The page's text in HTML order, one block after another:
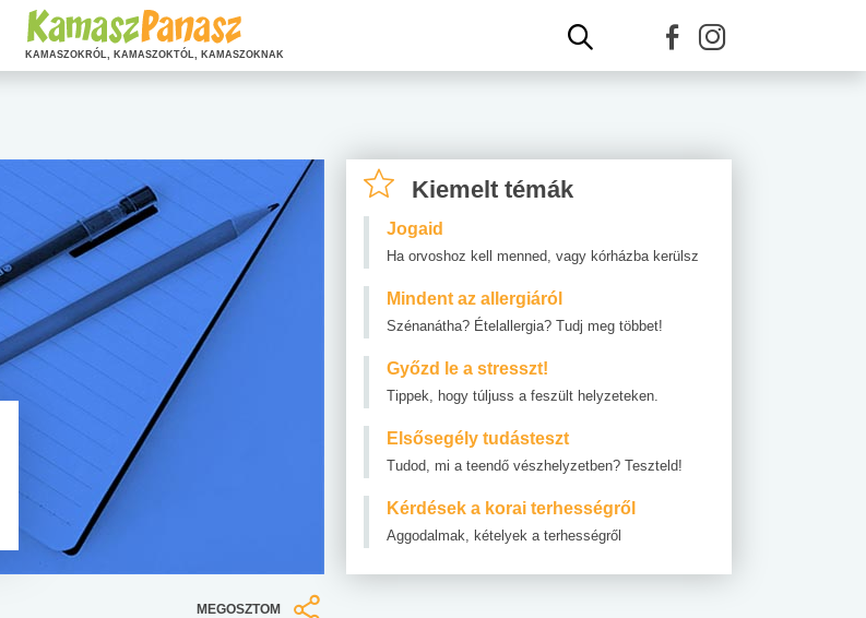
MEGOSZTOM
Kiemelt témák
Jogaid
Ha orvoshoz kell menned, vagy kórházba kerülsz
Mindent az allergiáról
Szénanátha? Ételallergia? Tudj meg többet!
Győzd le a stresszt!
Tippek, hogy túljuss a feszült helyzeteken.
Elsősegély tudásteszt
Tudod, mi a teendő vészhelyzetben? Teszteld!
Kérdések a korai terhességről
Aggodalmak, kételyek a terhességről
KAMASZOKRÓL, KAMASZOKTÓL, KAMASZOKNAK